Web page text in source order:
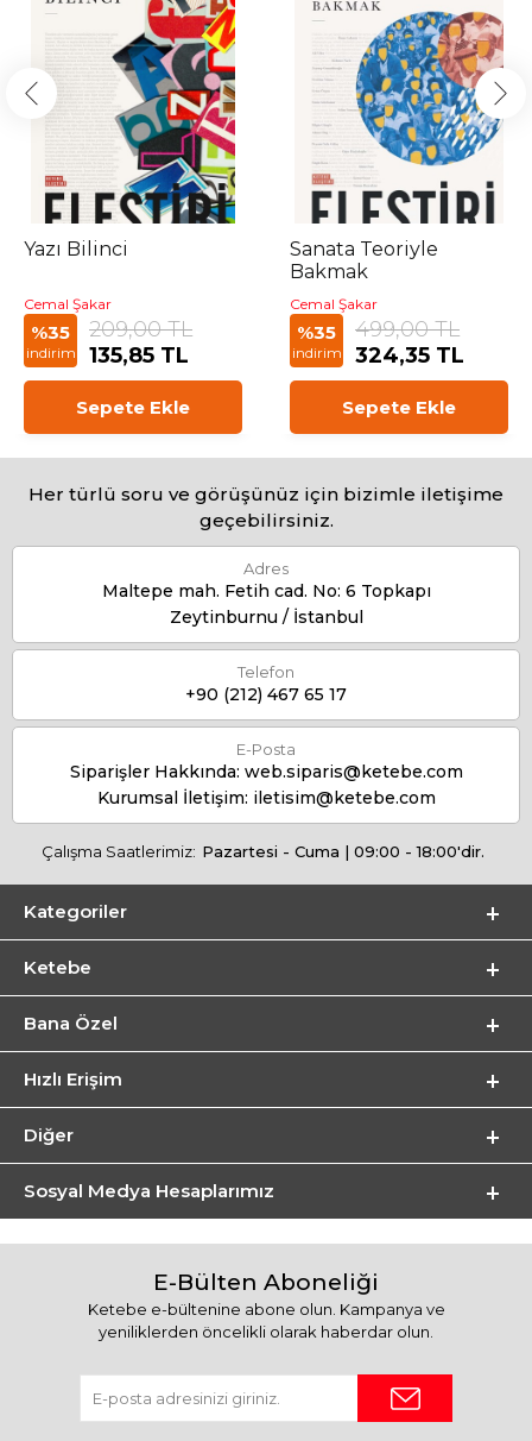
Yazı Bilinci
Cemal Şakar
%35
indirim
209,00 TL
135,85 TL
Sepete Ekle
Sanata Teoriyle
Bakmak
Cemal Şakar
%35
indirim
499,00 TL
324,35 TL
Sepete Ekle
Her türlü soru ve görüşünüz için bizimle iletişime
geçebilirsiniz.
Adres
Maltepe mah. Fetih cad. No: 6 Topkapı
Zeytinburnu / İstanbul
Telefon
+90 (212) 467 65 17
E-Posta
Siparişler Hakkında: web.siparis@ketebe.com
Kurumsal İletişim: iletisim@ketebe.com
Çalışma Saatlerimiz: Pazartesi - Cuma | 09:00 - 18:00'dir.
Kategoriler
Ketebe
Bana Özel
Hızlı Erişim
Diğer
Sosyal Medya Hesaplarımız
E-Bülten Aboneliği
Ketebe e-bültenine abone olun. Kampanya ve
yeniliklerden öncelikli olarak haberdar olun.